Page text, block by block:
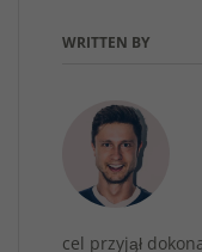
WRITTEN BY
cel przyjął